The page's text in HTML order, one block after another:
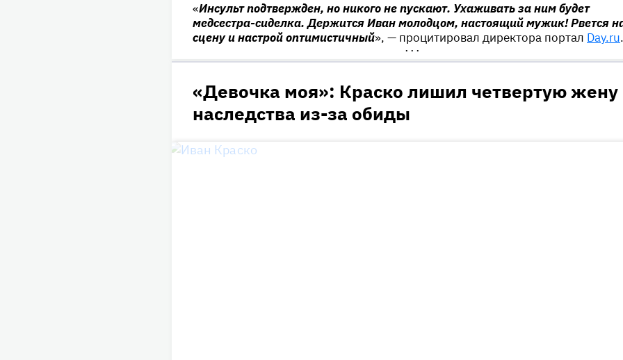
«Инсульт подтвержден, но никого не пускают. Ухаживать за ним будет
медсестра-сиделка. Держится Иван молодцом, настоящий мужик! Рвется
сцену и настрой оптимистичный», — процитировал директора портал Day.ru.
•••
«Девочка моя»: Краско лишил четвертую жену
наследства из-за обиды